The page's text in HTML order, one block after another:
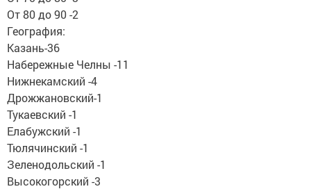
От 80 до 90 -2
География:
Казань-36
Набережные Челны -11
Нижнекамский -4
Дрожжановский-1
Тукаевский -1
Елабужский -1
Тюлячинский -1
Зеленодольский -1
Высокогорский -3